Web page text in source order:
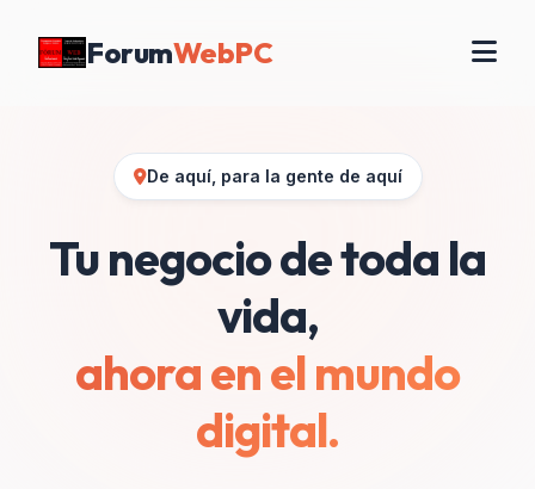
ForumWebPC
De aquí, para la gente de aquí
Tu negocio de toda la
vida,
ahora en el mundo
digital.